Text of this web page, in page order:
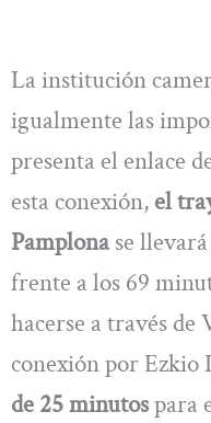
La institución
igualmente las
presenta el enlace
esta conexión, el
Pamplonase llevará
frente a los 69
hacerse a través
conexión por Ezkio
de 25 minutospara